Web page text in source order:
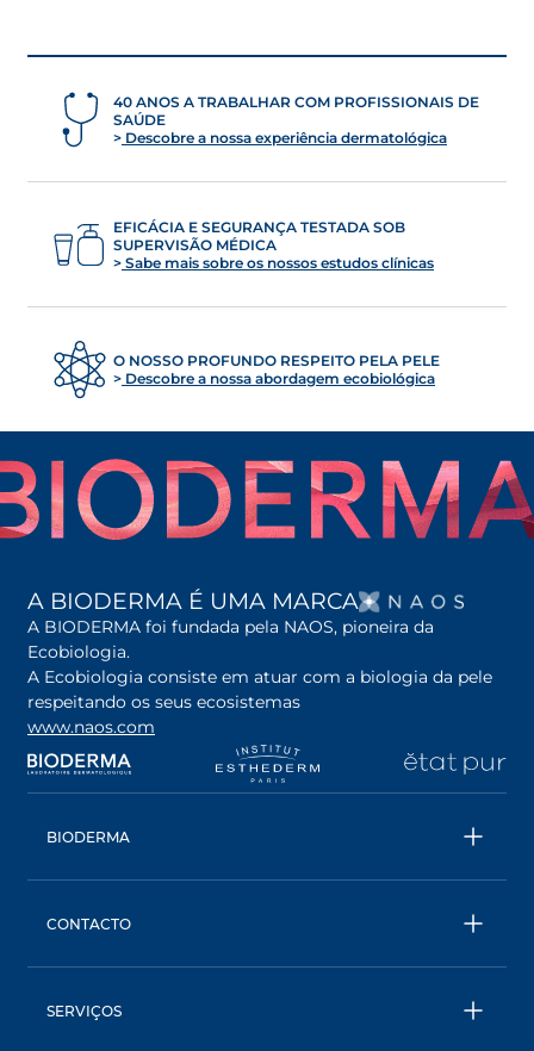
40 ANOS A TRABALHAR COM PROFISSIONAIS DE
SAÚDE
Descobre a nossa experiência dermatológica
EFICÁCIA E SEGURANÇA TESTADA SOB
SUPERVISÃO MÉDICA
Sabe mais sobre os nossos estudos clínicas
O NOSSO PROFUNDO RESPEITO PELA PELE
Descobre a nossa abordagem ecobiológica
A BIODERMA É UMA MARCA
A BIODERMA foi fundada pela NAOS, pioneira da
Ecobiologia.
A Ecobiologia consiste em atuar com a biologia da pele
respeitando os seus ecosistemas
www.naos.com
opens in a new tab opens in a new tab
BIODERMA
Água Micelar
BIODERMA: uma marca NAOS
CONTACTO
SERVIÇOS